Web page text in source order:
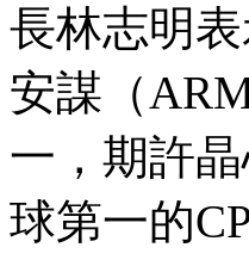
長林志明
安謀（
一，期許
球第一的